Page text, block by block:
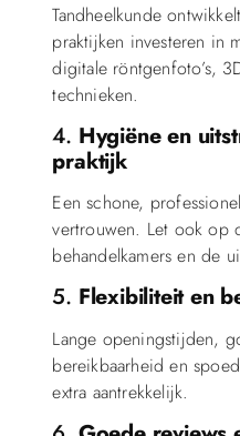
Tandheelkunde
praktijken investeren in
digitale röntgenfoto’s,
technieken.
4. Hygiëne en
praktijk
Een schone,
vertrouwen. Let ook op
behandelkamers en de
5. Flexibiliteit en
Lange openingstijden,
bereikbaarheid en
extra aantrekkelijk.